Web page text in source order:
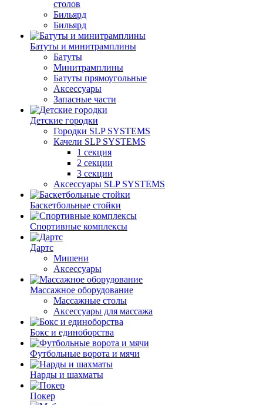
столов
Бильяpд
Бильяpд
Батуты и минитрамплины
Батуты
Минитрамплины
Батуты прямоугольные
Аксессуары
Запасные части
Детские городки
Городки SLP SYSTEMS
Качели SLP SYSTEMS
1 секция
2 секции
3 секции
Аксессуары SLP SYSTEMS
Баскетбольные стойки
Спортивные комплексы
Дартс
Мишени
Аксессуары
Массажное оборудование
Массажные столы
Аксессуары для массажа
Бокс и единоборства
Футбольные ворота и мячи
Нарды и шахматы
Покер